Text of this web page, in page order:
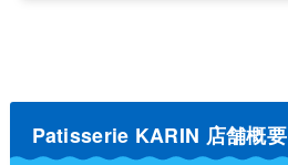
Patisserie KARIN 店舗概要